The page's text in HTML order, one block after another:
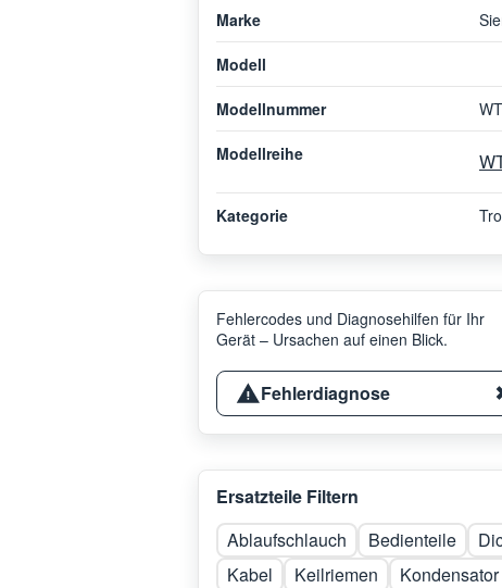
Marke
Modell
Modellnummer
Modellreihe
Kategorie
Fehlercodes und Diagnosehilfen für Ihr
Gerät – Ursachen auf einen Blick.
Fehlerdiagnose
Ersatzteile Filtern
Ablaufschlauch
Bedienteile
Kabel
Keilriemen Kondensator